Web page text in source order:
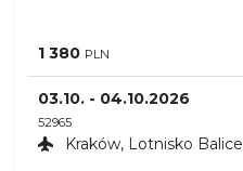
1 380 PLN
03.10. - 04.10.2026
52965
Kraków, Lotnisko Balice